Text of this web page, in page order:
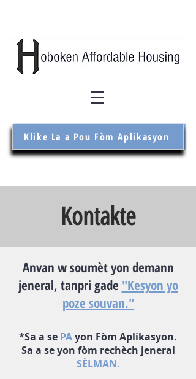
Klike La a Pou Fòm Aplikasyon
Kontakte
Anvan w soumèt yon demann
jeneral, tanpri gade "Kesyon yo
poze souvan."
*Sa a se PAyon Fòm Aplikasyon.
Sa a se yon fòm rechèch jeneral
SÈLMAN.